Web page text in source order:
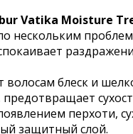
Vatika Moisture
нескольким
волосам блеск и
перхоти,
защитный слой.